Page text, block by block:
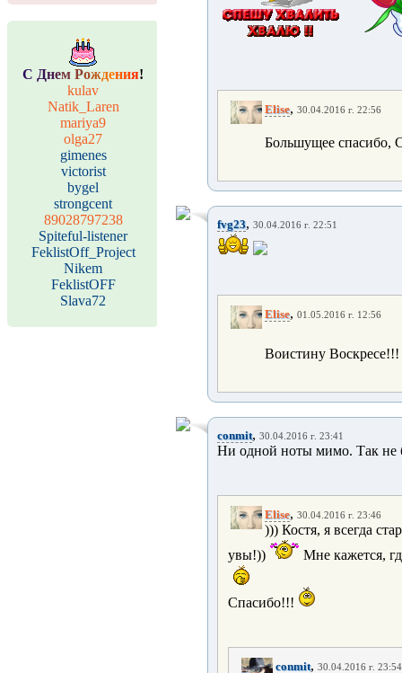
С Днем Рождения!
kulav
Natik_Laren
mariya9
olga27
gimenes
victorist
bygel
strongcent
89028797238
Spiteful-listener
FeklistOff_Project
Nikem
FeklistOFF
Slava72
Elise, 30.04.2016 г. 22:56
Большущее спасибо,
fvg23, 30.04.2016 г. 22:51
Elise, 01.05.2016 г. 12:56
Воистину Воскресе!!!
conmit, 30.04.2016 г. 23:41
Ни одной ноты мимо. Так не
Elise, 30.04.2016 г. 23:46
))) Костя, я всегда
увы!))
Мне кажется,
Спасибо!!!
conmit, 30.04.2016 г. 23:54